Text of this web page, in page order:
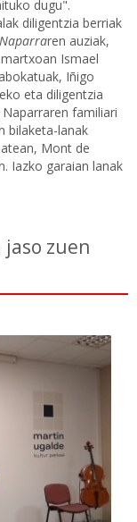
dugu".
diligentzia berriak
Naparraren auziak,
Ismael
Iñigo
eta diligentzia
familiari
bilaketa-lanak
Mont de
Iazko garaian lanak
zuen